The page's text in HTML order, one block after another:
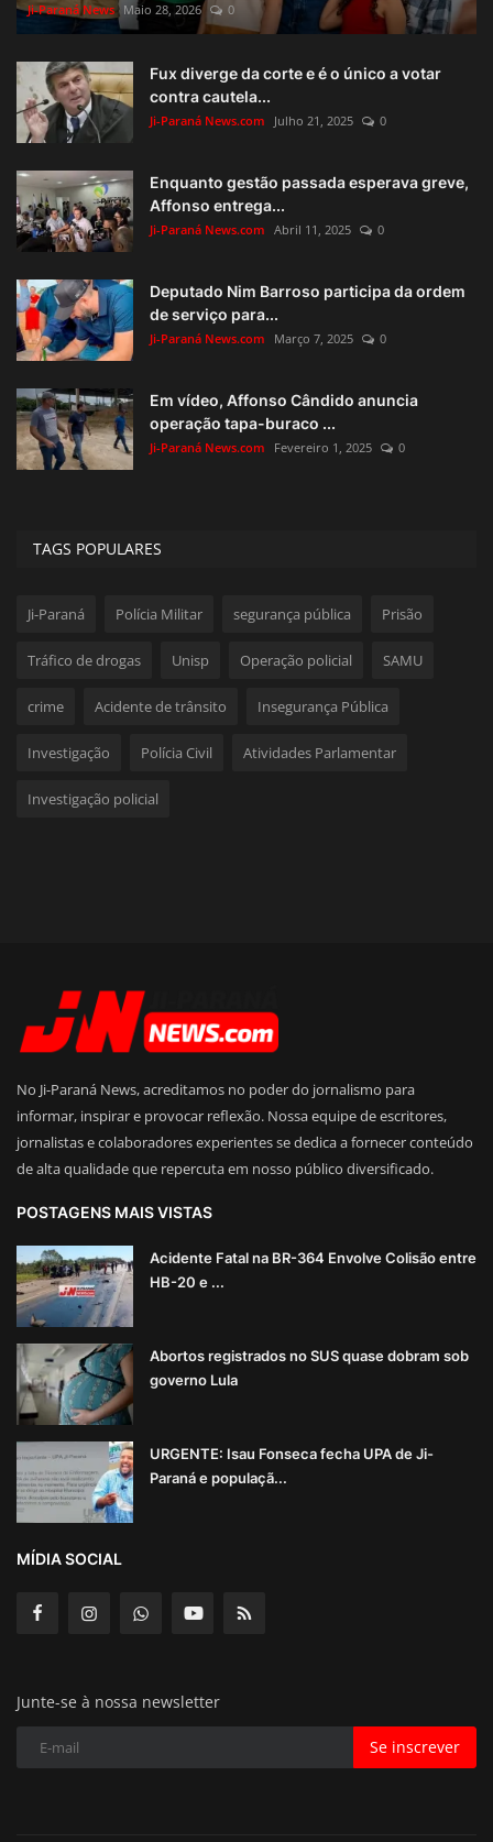
Ji-Paraná News Maio 28, 2026 0
Fux diverge da corte e é o único a votar
contra cautela...
Ji-Paraná News.com Julho 21, 2025 0
Enquanto gestão passada esperava greve,
Affonso entrega...
Ji-Paraná News.com Abril 11, 2025 0
Deputado Nim Barroso participa da ordem
de serviço para...
Ji-Paraná News.com Março 7, 2025 0
Em vídeo, Affonso Cândido anuncia
operação tapa-buraco ...
Ji-Paraná News.com Fevereiro 1, 2025 0
TAGS POPULARES
Ji-Paraná Polícia Militar segurança pública Prisão
Tráfico de drogas Unisp Operação policial SAMU
crime Acidente de trânsito Insegurança Pública
Investigação Polícia Civil Atividades Parlamentar
Investigação policial
No Ji-Paraná News, acreditamos no poder do jornalismo para
informar, inspirar e provocar reflexão. Nossa equipe de escritores,
jornalistas e colaboradores experientes se dedica a fornecer conteúdo
de alta qualidade que repercuta em nosso público diversificado.
POSTAGENS MAIS VISTAS
Acidente Fatal na BR-364 Envolve Colisão entre
HB-20 e ...
Abortos registrados no SUS quase dobram sob
governo Lula
URGENTE: Isau Fonseca fecha UPA de Ji-
Paraná e populaçã...
MÍDIA SOCIAL
Junte-se à nossa newsletter
Se inscrever